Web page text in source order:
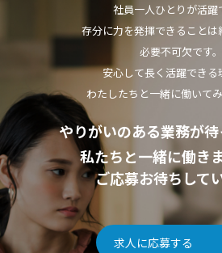
社員一人ひとりが活躍
存分に力を発揮できることは
必要不可欠です。
安心して長く活躍できる
わたしたちと一緒に働いて
やりがいのある業務が
私たちと一緒に働き
ご応募お待ちして
求人に応募する